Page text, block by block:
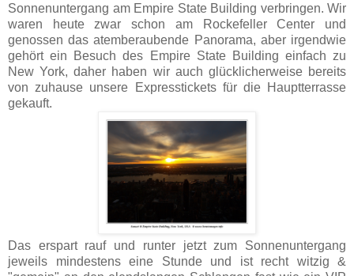
Sonnenuntergang am Empire State Building verbringen. Wir
waren heute zwar schon am Rockefeller Center und
genossen das atemberaubende Panorama, aber irgendwie
gehört ein Besuch des Empire State Building einfach zu
New York, daher haben wir auch glücklicherweise bereits
von zuhause unsere Expresstickets für die Hauptterrasse
gekauft.
Das erspart rauf und runter jetzt zum Sonnenuntergang
jeweils mindestens eine Stunde und ist recht witzig &